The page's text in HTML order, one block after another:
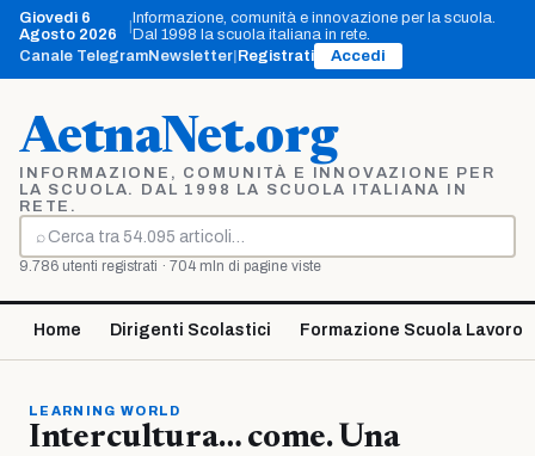
Vai
contenuto
Giovedì 6
Agosto 2026
Informazione, comunità e innovazione per la scuola.
Dal 1998 la scuola italiana in rete.
Canale TelegramNewsletter Registrati Accedi
AetnaNet.org
INFORMAZIONE, COMUNITÀ E INNOVAZIONE PER
LA SCUOLA. DAL 1998 LA SCUOLA ITALIANA IN
RETE.
⌕
Cerca
9.786 utenti registrati · 704 mln di pagine viste
Home Dirigenti Scolastici Formazione Scuola Lavoro
LEARNING WORLD
Intercultura… come. Una